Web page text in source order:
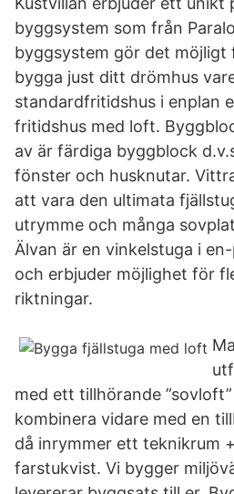
byggsystem som från
byggsystem gör det möjligt
bygga just ditt drömhus
standardfritidshus i enplan
fritidshus med loft.
av är färdiga byggblock
fönster och husknutar.
att vara den ultimata
utrymme och många
Älvan är en vinkelstuga i
och erbjuder möjlighet för
riktningar.
med ett tillhörande
kombinera vidare med en
då inrymmer ett teknikrum
farstukvist. Vi bygger